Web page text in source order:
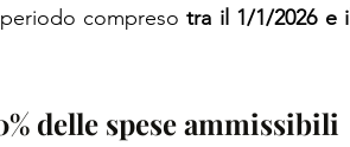
compreso tra il 1/1/2026 e il
delle spese ammissibili